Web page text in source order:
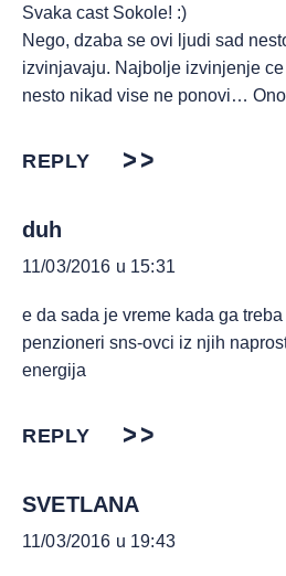
Svaka cast Sokole! :)
Nego, dzaba se ovi ljudi sad
izvinjavaju. Najbolje izvinjenje
nesto nikad vise ne ponovi…
REPLY
duh
11/03/2016 u 15:31
e da sada je vreme kada ga
penzioneri sns-ovci iz njih
energija
REPLY
SVETLANA
11/03/2016 u 19:43